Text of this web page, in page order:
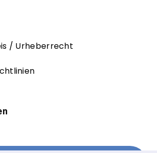
/ Urheberrecht